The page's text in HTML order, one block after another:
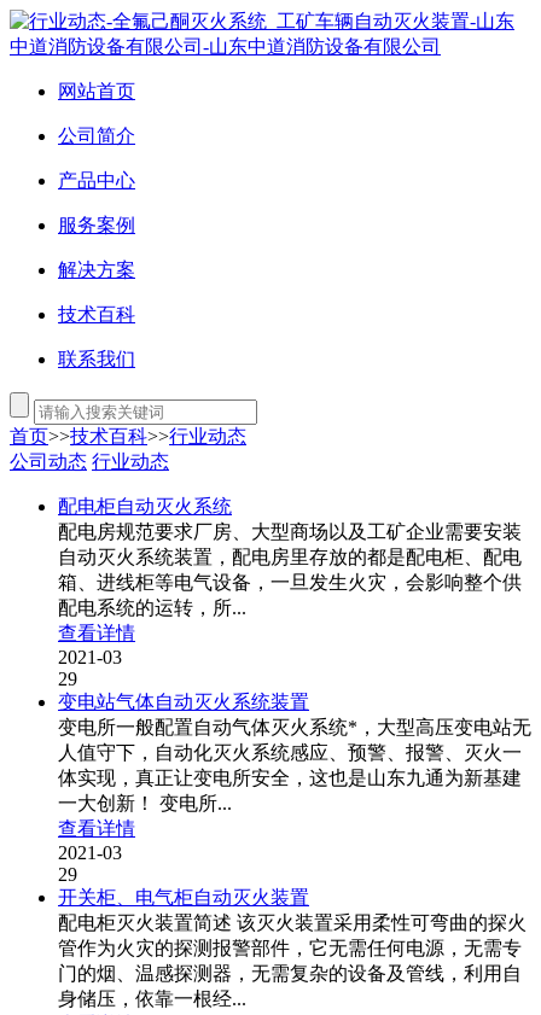
网站首页
公司简介
产品中心
服务案例
解决方案
技术百科
联系我们
首页>>技术百科>>行业动态
公司动态 行业动态
配电柜自动灭火系统
配电房规范要求厂房、大型商场以及工矿企业需要安装
自动灭火系统装置，配电房里存放的都是配电柜、配电
箱、进线柜等电气设备，一旦发生火灾，会影响整个供
配电系统的运转，所...
查看详情
2021-03
29
变电站气体自动灭火系统装置
变电所一般配置自动气体灭火系统*，大型高压变电站无
人值守下，自动化灭火系统感应、预警、报警、灭火一
体实现，真正让变电所安全，这也是山东九通为新基建
一大创新！ 变电所...
查看详情
2021-03
29
开关柜、电气柜自动灭火装置
配电柜灭火装置简述 该灭火装置采用柔性可弯曲的探火
管作为火灾的探测报警部件，它无需任何电源，无需专
门的烟、温感探测器，无需复杂的设备及管线，利用自
身储压，依靠一根经...